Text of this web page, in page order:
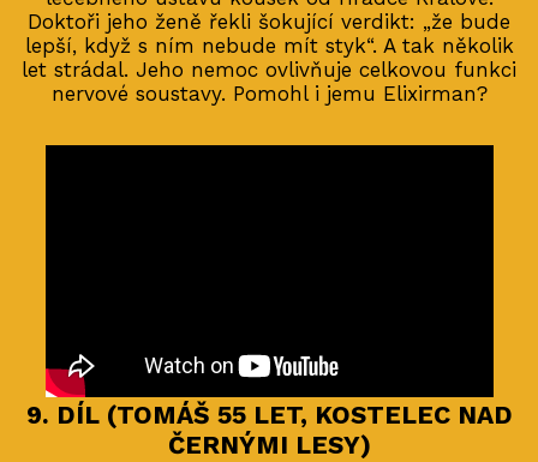
Doktoři jeho ženě řekli šokující verdikt: „že bude
lepší, když s ním nebude mít styk“. A tak několik
let strádal. Jeho nemoc ovlivňuje celkovou funkci
nervové soustavy. Pomohl i jemu Elixirman?
9. DÍL (TOMÁŠ 55 LET, KOSTELEC NAD
ČERNÝMI LESY)